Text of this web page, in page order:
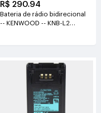
R$ 290.94
Bateria de rádio bidirecional
-- KENWOOD -- KNB-L2